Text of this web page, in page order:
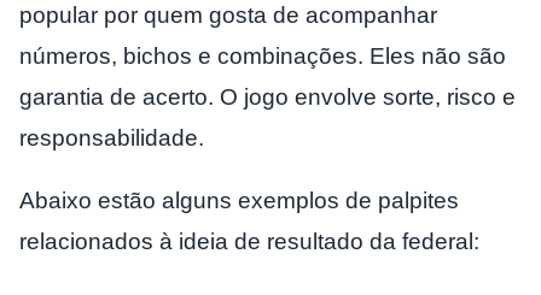
popular por quem gosta de acompanhar
números, bichos e combinações. Eles não são
garantia de acerto. O jogo envolve sorte, risco e
responsabilidade.
Abaixo estão alguns exemplos de palpites
relacionados à ideia de resultado da federal: